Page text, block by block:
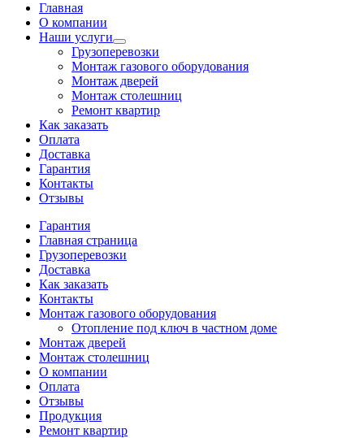
Главная
О компании
Наши услуги
Грузоперевозки
Монтаж газового оборудования
Монтаж дверей
Монтаж столешниц
Ремонт квартир
Как заказать
Оплата
Доставка
Гарантия
Контакты
Отзывы
Гарантия
Главная страница
Грузоперевозки
Доставка
Как заказать
Контакты
Монтаж газового оборудования
Отопление под ключ в частном доме
Монтаж дверей
Монтаж столешниц
О компании
Оплата
Отзывы
Продукция
Ремонт квартир